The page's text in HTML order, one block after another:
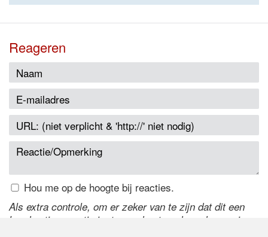
Reageren
Hou me op de hoogte bij reacties.
Als extra controle, om er zeker van te zijn dat dit een
handmatige reactie is, typ onderstaande code over in